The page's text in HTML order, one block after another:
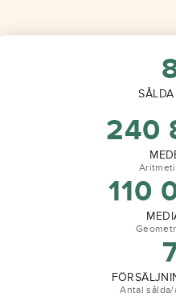
240
110
Antal